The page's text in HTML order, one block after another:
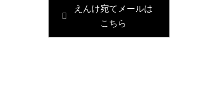
えんけ宛てメールは
こちら